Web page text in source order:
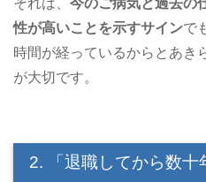
それは、 今のご病気と過去の
性が高いことを示すサインで
時間が経っているからとあき
が大切です。
2. 「退職してから数